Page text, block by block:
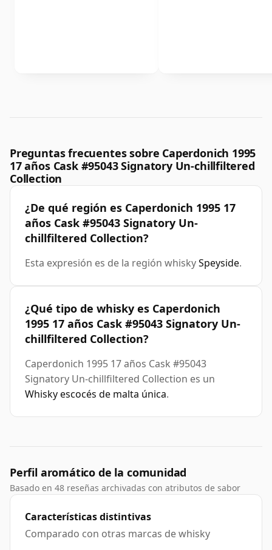
Preguntas frecuentes sobre Caperdonich 1995
17 años Cask #95043 Signatory Un-chillfiltered
Collection
¿De qué región es Caperdonich 1995 17
años Cask #95043 Signatory Un-
chillfiltered Collection?
Esta expresión es de la región whiskySpeyside.
¿Qué tipo de whisky es Caperdonich
1995 17 años Cask #95043 Signatory Un-
chillfiltered Collection?
Caperdonich 1995 17 años Cask #95043
Signatory Un-chillfiltered Collection es un
Whisky escocés de malta única.
Perfil aromático de la comunidad
Basado en 48 reseñas archivadas con atributos de sabor
Características distintivas
Comparado con otras marcas de whisky